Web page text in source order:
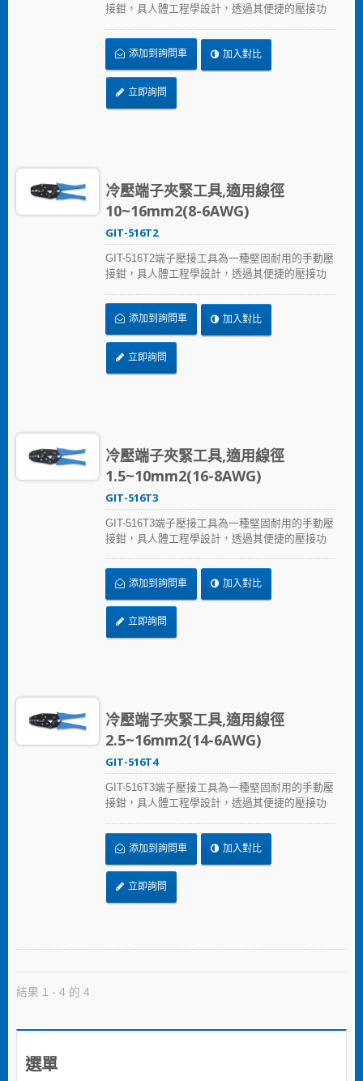
接鉗，具人體工程學設計，透過其便捷的壓接功
端子壓接工具可壓接各種尺寸的絕緣或非絕緣的
端子。可適用端子線徑0.5~6mm2(20-10AWG)
添加到詢問車 加入對比
立即詢問
冷壓端子夾緊工具,適用線徑
10~16mm2(8-6AWG)
GIT-516T2
GIT-516T2端子壓接工具為一種堅固耐用的手動壓
接鉗，具人體工程學設計，透過其便捷的壓接功
端子壓接工具可壓接各種尺寸的絕緣或非絕緣的
端子。可適用端子線徑10~16mm2(8-6AWG)
添加到詢問車 加入對比
立即詢問
冷壓端子夾緊工具,適用線徑
1.5~10mm2(16-8AWG)
GIT-516T3
GIT-516T3端子壓接工具為一種堅固耐用的手動壓
接鉗，具人體工程學設計，透過其便捷的壓接功
端子壓接工具可壓接各種尺寸的絕緣或非絕緣的
端子。可適用端子線徑1.5~10mm2(16-8AWG)
添加到詢問車 加入對比
立即詢問
冷壓端子夾緊工具,適用線徑
2.5~16mm2(14-6AWG)
GIT-516T4
GIT-516T3端子壓接工具為一種堅固耐用的手動壓
接鉗，具人體工程學設計，透過其便捷的壓接功
端子壓接工具可壓接各種尺寸的絕緣或非絕緣的
端子。可適用端子線徑2.5~16mm2(14-6AWG)
添加到詢問車 加入對比
立即詢問
結果 1 - 4 的 4
選單